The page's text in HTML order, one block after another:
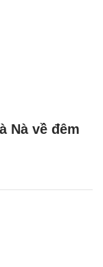
Nà về đêm